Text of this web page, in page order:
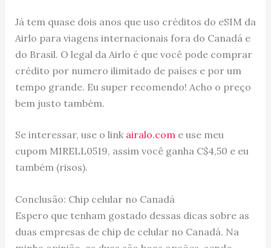
Já tem quase dois anos que uso créditos do eSIM da
Airlo para viagens internacionais fora do Canadá e
do Brasil. O legal da Airlo é que você pode comprar
crédito por numero ilimitado de países e por um
tempo grande. Eu super recomendo! Acho o preço
bem justo também.
Se interessar, use o link airalo.come use meu
cupom MIRELL0519, assim você ganha C$4,50 e eu
também (risos).
Conclusão: Chip celular no Canadá
Espero que tenham gostado dessas dicas sobre as
duas empresas de chip de celular no Canadá. Na